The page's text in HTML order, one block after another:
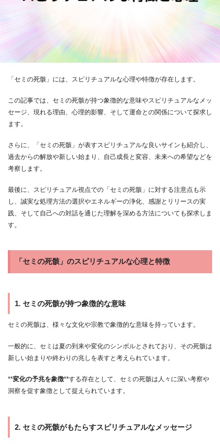
「セミの死骸」には、スピリチュアルな心理や特徴が存在します。
この記事では、セミの死骸が持つ象徴的な意味やスピリチュアルなメッ
セージ、現れる理由、心理的影響、そして運命との関係について探求し
ます。
さらに、「セミの死骸」が表すスピリチュアルな良いサインも紹介し、
過去からの解放や新しい始まり、自己成長と変容、未来への希望などを
考察します。
最後に、スピリチュアル視点での「セミの死骸」に対する注意点も示
し、誠実な処理方法の選択やエネルギーの浄化、感謝とリリースの実
践、そして自己への対話を通じた理解を深める方法についても探求しま
す。
「セミの死骸」のスピリチュアルな心理と特徴
1. セミの死骸が持つ象徴的な意味
セミの死骸は、様々な文化や宗教で象徴的な意味を持っています。
一般的に、セミは夏の到来や変化のシンボルとされており、その死骸は
新しい始まりや終わりの兆しを表すと考えられています。
**変化の予兆を象徴**する存在として、セミの死骸は人々に深い考察や
洞察を促す象徴として捉えられています。
2. セミの死骸がもたらすスピリチュアルなメッセージ